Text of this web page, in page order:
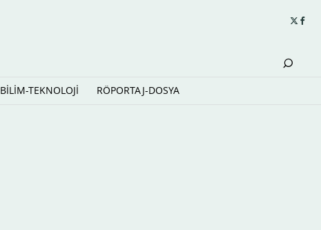
BİLİM-TEKNOLOJİ RÖPORTAJ-DOSYA